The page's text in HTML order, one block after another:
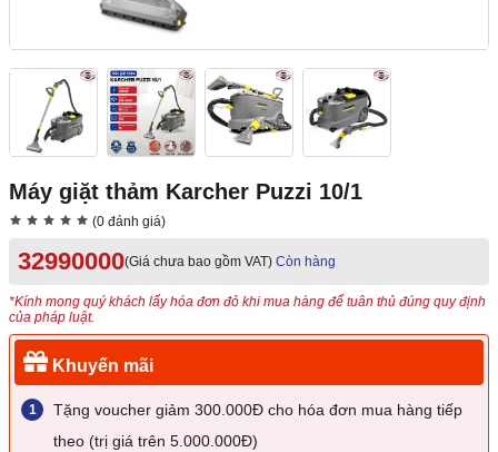
Máy giặt thảm Karcher Puzzi 10/1
(0 đánh giá)
32990000(Giá chưa bao gồm VAT) Còn hàng
*Kính mong quý khách lấy hóa đơn đỏ khi mua hàng để tuân thủ đúng quy định
của pháp luật.
Khuyến mãi
Tặng voucher giảm 300.000Đ cho hóa đơn mua hàng tiếp
theo (trị giá trên 5.000.000Đ)